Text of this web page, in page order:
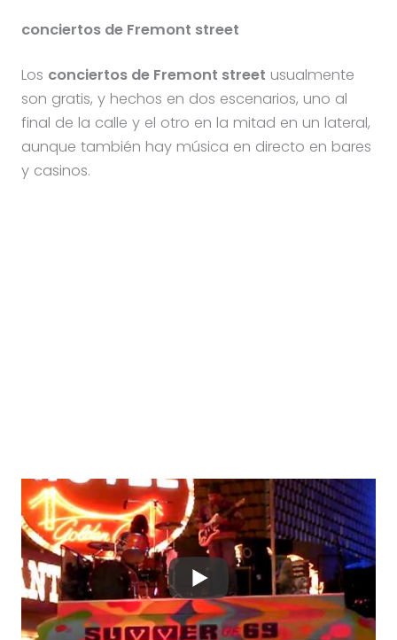
conciertos de Fremont street
Los conciertos de Fremont street usualmente
son gratis, y hechos en dos escenarios, uno al
final de la calle y el otro en la mitad en un lateral,
aunque también hay música en directo en bares
y casinos.